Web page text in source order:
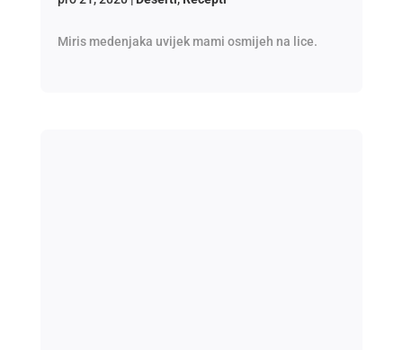
Miris medenjaka uvijek mami osmijeh na lice.